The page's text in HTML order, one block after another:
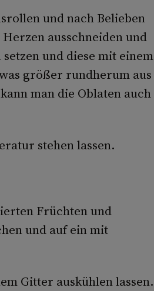
und nach Belieben
ausschneiden und
und diese mit einem
größer rundherum aus
man die Oblaten auch
stehen lassen.
Früchten und
und auf ein mit
Gitter auskühlen lassen.